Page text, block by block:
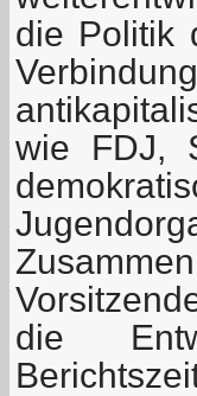
die Politik
wie FDJ,
die